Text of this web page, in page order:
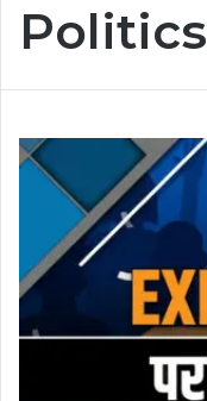
Politics